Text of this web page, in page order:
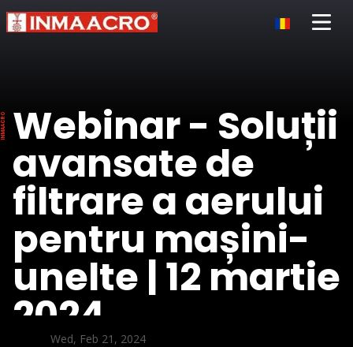
Open
Webinar - Soluții
avansate de
filtrare a aerului
pentru mașini-
unelte | 12 martie
2024
Wed, Feb 21, 2024